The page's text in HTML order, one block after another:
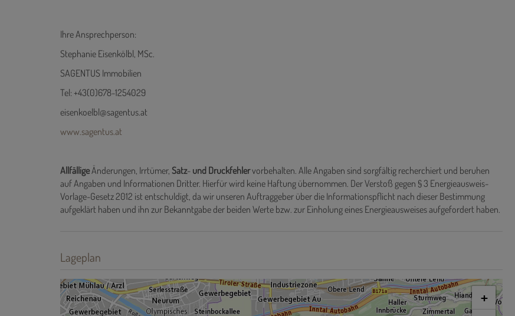
Ihre Ansprechperson:
Stephanie Eisenkölbl, MSc.
SAGENTUS Immobilien
Tel: +43(0)678-1254029
eisenkoelbl@sagentus.at
www.sagentus.at
AllfälligeÄnderungen, Irrtümer, Satz- und Druckfehlervorbehalten. Alle Angaben sind sorgfältig recherchiert und beruhen
auf Angaben und Informationen Dritter. Hierfür wird keine Haftung übernommen. Der Verstoß gegen § 3 Energieausweis-
Vorlage-Gesetz 2012 ist entschuldigt, da wir unseren Auftraggeber über die Informationspflicht nach dieser Bestimmung
aufgeklärt haben und ihn zur Bekanntgabe der beiden Werte bzw. zur Einholung eines Energieausweises aufgefordert haben.
Lageplan
+